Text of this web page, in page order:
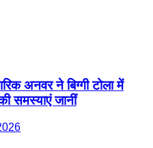
अनवर ने बिग्गी टोला में
समस्याएं जानीं